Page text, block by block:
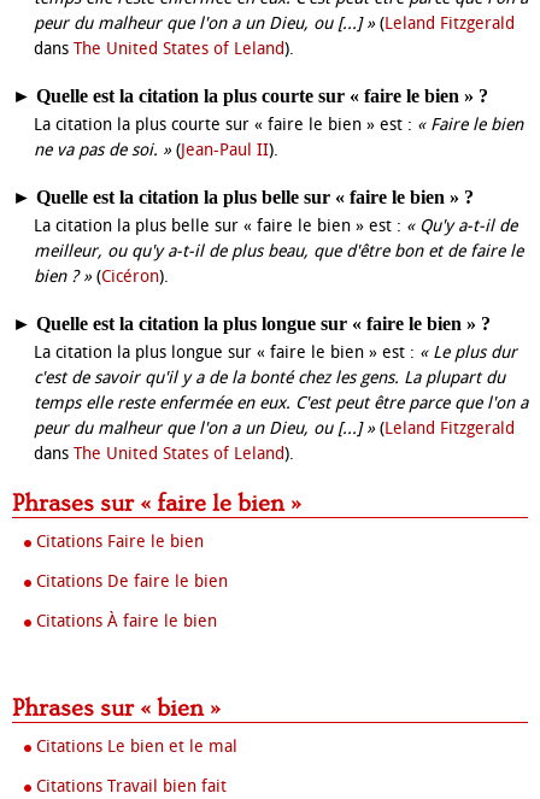
peur du malheur que l'on a un Dieu, ou [...] »(Leland Fitzgerald
dans The United States of Leland).
► Quelle est la citation la plus courte sur « faire le bien » ?
La citation la plus courte sur « faire le bien » est : « Faire le bien
ne va pas de soi. »(Jean-Paul II).
► Quelle est la citation la plus belle sur « faire le bien » ?
La citation la plus belle sur « faire le bien » est : « Qu'y a-t-il de
meilleur, ou qu'y a-t-il de plus beau, que d'être bon et de faire le
bien ? »(Cicéron).
► Quelle est la citation la plus longue sur « faire le bien » ?
La citation la plus longue sur « faire le bien » est : « Le plus dur
c'est de savoir qu'il y a de la bonté chez les gens. La plupart du
temps elle reste enfermée en eux. C'est peut être parce que l'on a
peur du malheur que l'on a un Dieu, ou [...] »(Leland Fitzgerald
dans The United States of Leland).
Phrases sur « faire le bien »
Citations Faire le bien
Citations De faire le bien
Citations À faire le bien
Phrases sur « bien »
Citations Le bien et le mal
Citations Travail bien fait